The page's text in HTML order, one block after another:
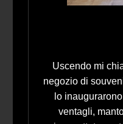
Uscendo mi
negozio di
lo
ventagli,